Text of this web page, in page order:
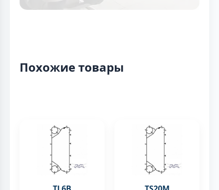
Похожие товары